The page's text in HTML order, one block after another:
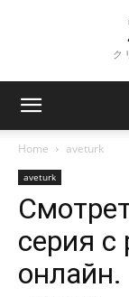
ク
Home aveturk
aveturk
серия с
онлайн.